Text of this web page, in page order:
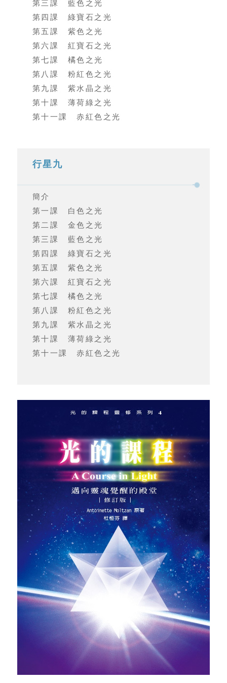
第三課 藍色之光
第四課 綠寶石之光
第五課 紫色之光
第六課 紅寶石之光
第七課 橘色之光
第八課 粉紅色之光
第九課 紫水晶之光
第十課 薄荷綠之光
第十一課 赤紅色之光
行星九
簡介
第一課 白色之光
第二課 金色之光
第三課 藍色之光
第四課 綠寶石之光
第五課 紫色之光
第六課 紅寶石之光
第七課 橘色之光
第八課 粉紅色之光
第九課 紫水晶之光
第十課 薄荷綠之光
第十一課 赤紅色之光